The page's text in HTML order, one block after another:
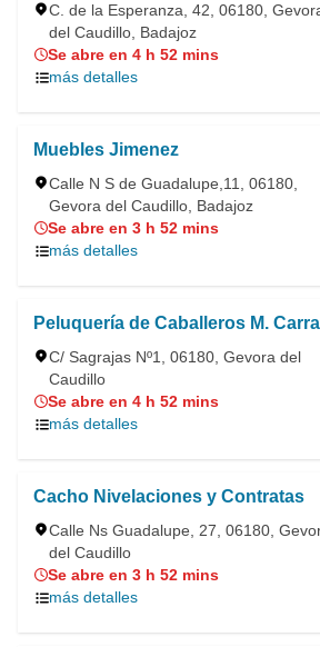
C. de la Esperanza, 42, 06180,
del Caudillo, Badajoz
Se abre en 4 h 52 mins
más detalles
Muebles Jimenez
Calle N S de Guadalupe,11, 06180,
Gevora del Caudillo, Badajoz
Se abre en 3 h 52 mins
más detalles
Peluquería de Caballeros M.
C/ Sagrajas Nº1, 06180, Gevora del
Caudillo
Se abre en 4 h 52 mins
más detalles
Cacho Nivelaciones y Contratas
Calle Ns Guadalupe, 27, 06180,
del Caudillo
Se abre en 3 h 52 mins
más detalles